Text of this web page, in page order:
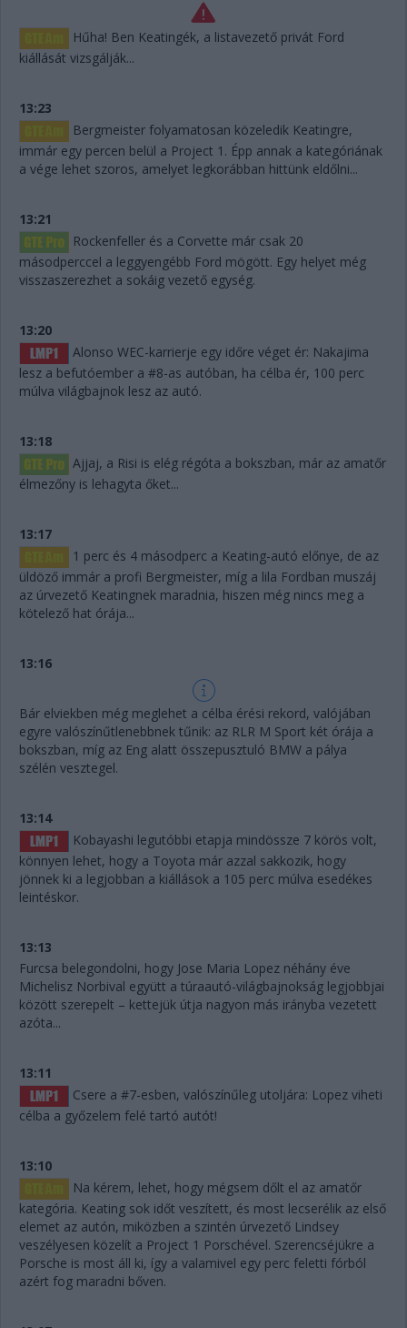
Hűha! Ben Keatingék, a listavezető privát Ford
kiállását vizsgálják...
13:23
Bergmeister folyamatosan közeledik Keatingre,
immár egy percen belül a Project 1. Épp annak a kategóriának
a vége lehet szoros, amelyet legkorábban hittünk eldőlni...
13:21
Rockenfeller és a Corvette már csak 20
másodperccel a leggyengébb Ford mögött. Egy helyet még
visszaszerezhet a sokáig vezető egység.
13:20
Alonso WEC-karrierje egy időre véget ér: Nakajima
lesz a befutóember a #8-as autóban, ha célba ér, 100 perc
múlva világbajnok lesz az autó.
13:18
Ajjaj, a Risi is elég régóta a bokszban, már az amatőr
élmezőny is lehagyta őket...
13:17
1 perc és 4 másodperc a Keating-autó előnye, de az
üldöző immár a profi Bergmeister, míg a lila Fordban muszáj
az úrvezető Keatingnek maradnia, hiszen még nincs meg a
kötelező hat órája...
13:16
Bár elviekben még meglehet a célba érési rekord, valójában
egyre valószínűtlenebbnek tűnik: az RLR M Sport két órája a
bokszban, míg az Eng alatt összepusztuló BMW a pálya
szélén vesztegel.
13:14
Kobayashi legutóbbi etapja mindössze 7 körös volt,
könnyen lehet, hogy a Toyota már azzal sakkozik, hogy
jönnek ki a legjobban a kiállások a 105 perc múlva esedékes
leintéskor.
13:13
Furcsa belegondolni, hogy Jose Maria Lopez néhány éve
Michelisz Norbival együtt a túraautó-világbajnokság legjobbjai
között szerepelt – kettejük útja nagyon más irányba vezetett
azóta...
13:11
Csere a #7-esben, valószínűleg utoljára: Lopez viheti
célba a győzelem felé tartó autót!
13:10
Na kérem, lehet, hogy mégsem dőlt el az amatőr
kategória. Keating sok időt veszített, és most lecserélik az első
elemet az autón, miközben a szintén úrvezető Lindsey
veszélyesen közelít a Project 1 Porschével. Szerencséjükre a
Porsche is most áll ki, így a valamivel egy perc feletti fórból
azért fog maradni bőven.